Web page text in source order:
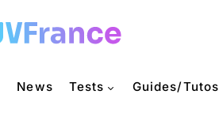
News Tests Guides/Tutos